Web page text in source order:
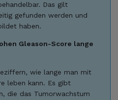
Das gilt
gefunden werden und
haben.
Gleason-Score lange
wie lange man mit
leben kann. Es gibt
die das Tumorwachstum